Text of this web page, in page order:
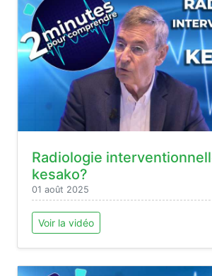
Radiologie
kesako?
01 août 2025
Voir la vidéo